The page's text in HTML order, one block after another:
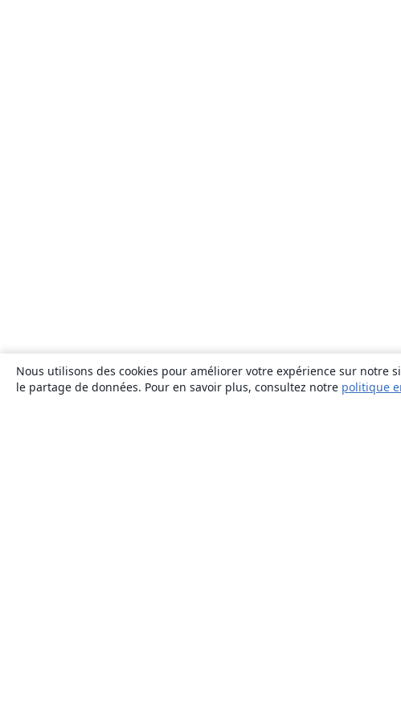
Nous utilisons des cookies pour améliorer votre expérience sur notre
le partage de données. Pour en savoir plus, consultez notre politique